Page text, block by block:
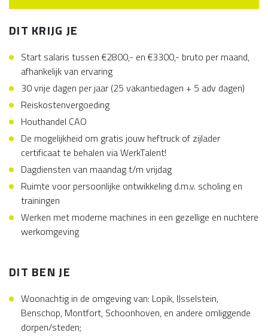
DIT KRIJG JE
Start salaris tussen €2800,- en €3300,- bruto per maand,
afhankelijk van ervaring
30 vrije dagen per jaar (25 vakantiedagen + 5 adv dagen)
Reiskostenvergoeding
Houthandel CAO
De mogelijkheid om gratis jouw heftruck of zijlader
certificaat te behalen via WerkTalent!
Dagdiensten van maandag t/m vrijdag
Ruimte voor persoonlijke ontwikkeling d.m.v. scholing en
trainingen
Werken met moderne machines in een gezellige en nuchtere
werkomgeving
DIT BEN JE
Woonachtig in de omgeving van: Lopik, IJsselstein,
Benschop, Montfort, Schoonhoven, en andere omliggende
dorpen/steden;